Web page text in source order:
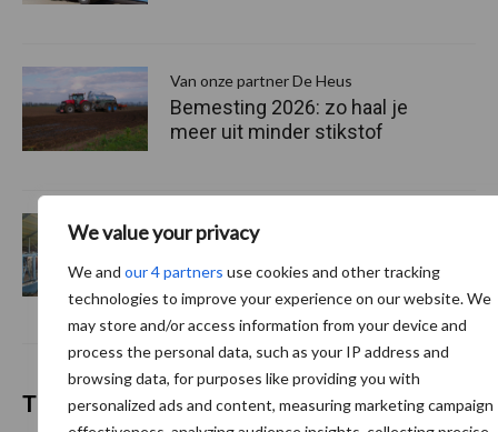
We value your privacy
We and our 4 partners use cookies and other tracking
technologies to improve your experience on our website. We
may store and/or access information from your device and
process the personal data, such as your IP address and
browsing data, for purposes like providing you with
personalized ads and content, measuring marketing campaign
Van onze partner De Heus
Bemesting 2026: zo haal je
meer uit minder stikstof
Van onze partner De Heus
in stal en voer voor rust op
het erf
Themapagina's